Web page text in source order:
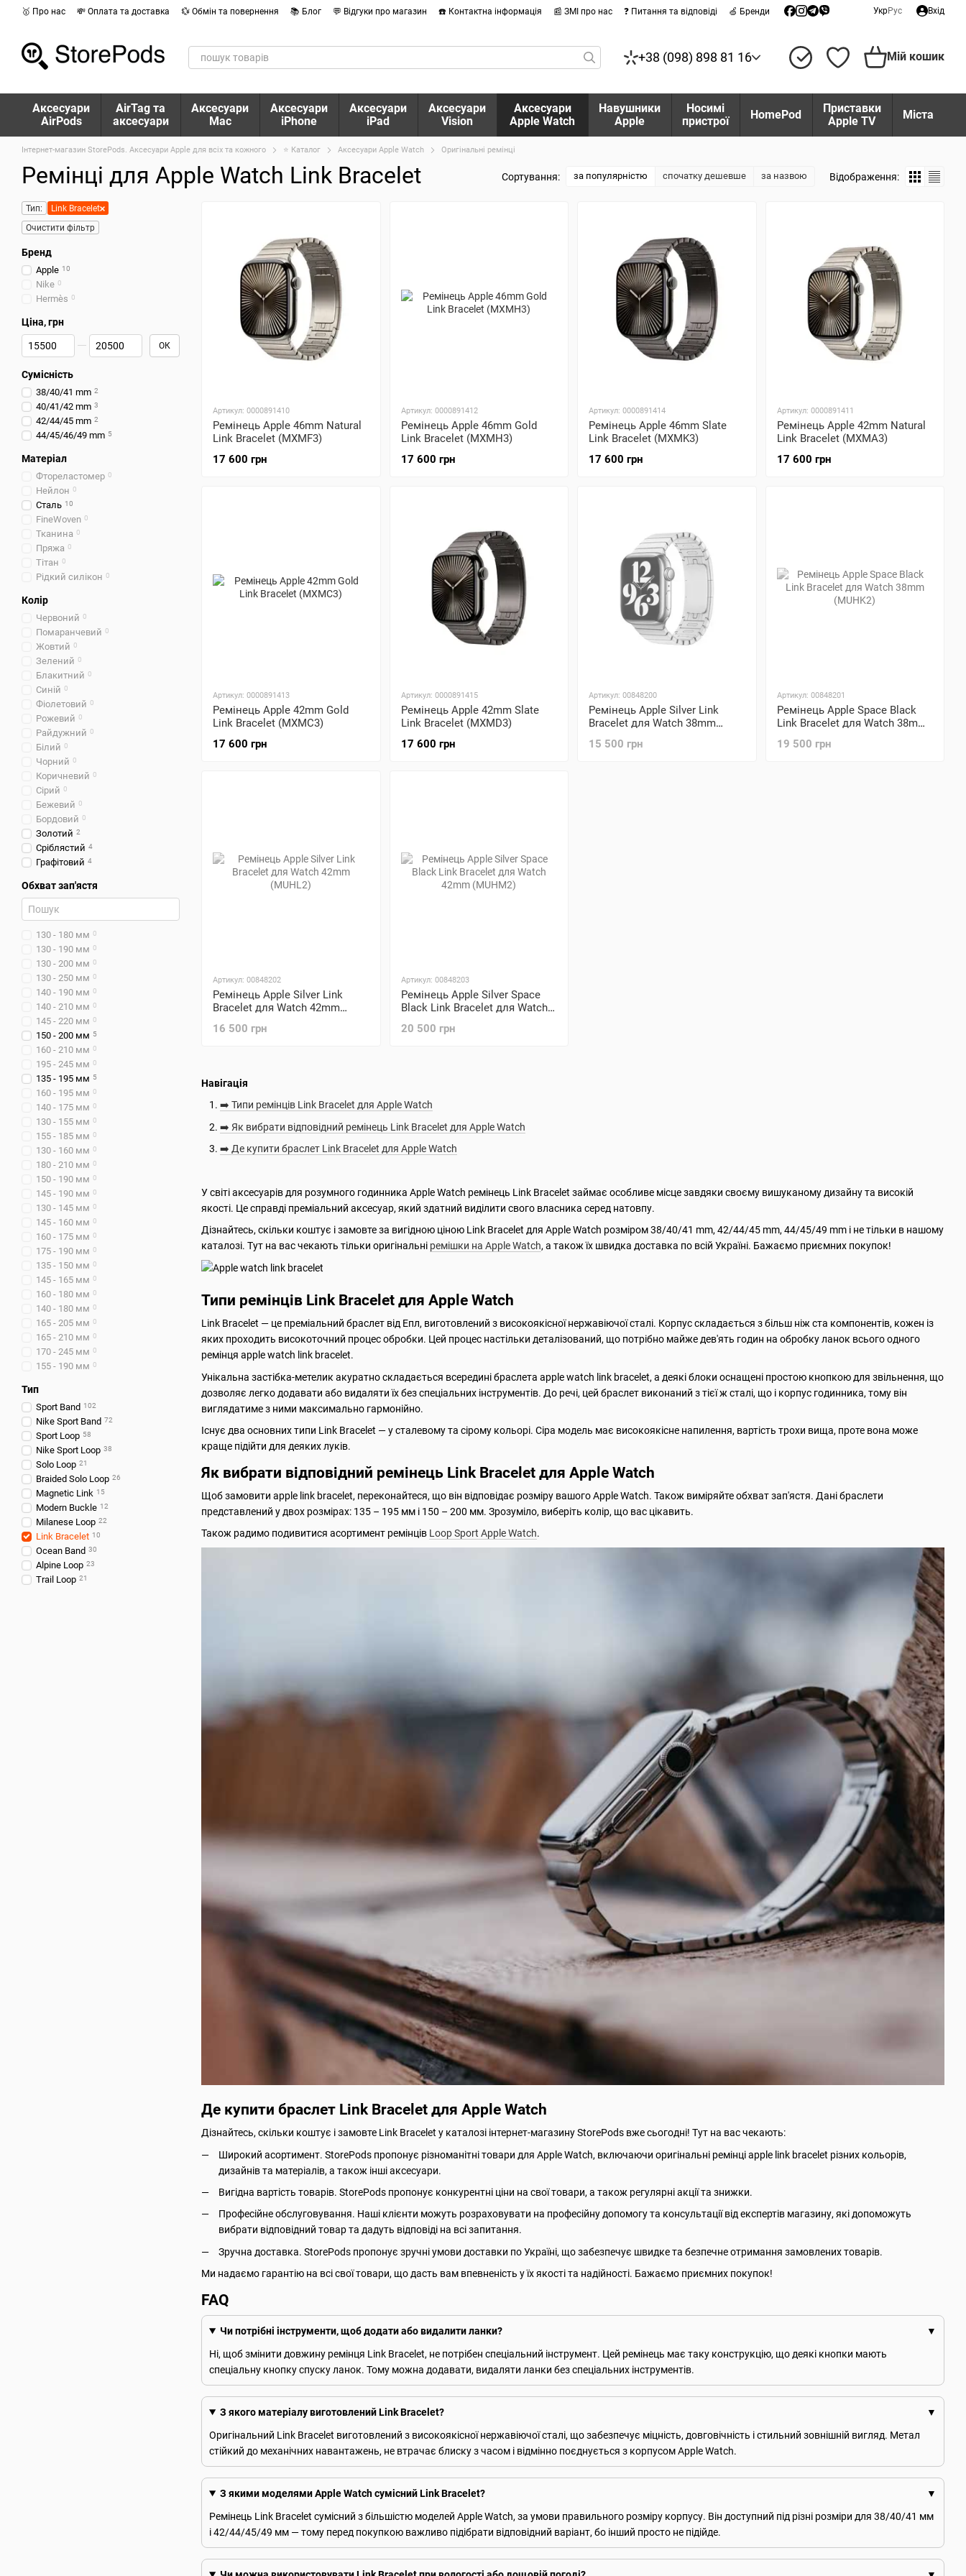
Перейти до основного контенту
🥇 Про нас 💸 Оплата та доставка 💱 Обмін та повернення 📚 Блог 💬 Відгуки про магазин ☎️ Контактна інформація 📰 ЗМІ про нас ❓ Питання та відповіді 🍏 Бренди УкрРус Вхід
+38 (098) 898 81 16 Мій кошик
Аксесуари
AirPods
AirTag та
аксесуари
Аксесуари
Mac
Аксесуари
iPhone
Аксесуари
iPad
Аксесуари
Vision
Аксесуари
Apple Watch
Навушники
Apple
Носимі
пристрої
HomePod
Приставки
Apple TV
Міста
Інтернет-магазин StorePods. Аксесуари Apple для всіх та кожного ⭐ Каталог Аксесуари Apple Watch Оригінальні ремінці
Ремінці для Apple Watch Link Bracelet Сортування: за популярністю спочатку дешевше за назвою Відображення:
Навігація
➡️ Типи ремінців Link Bracelet для Apple Watch
➡️ Як вибрати відповідний ремінець Link Bracelet для Apple Watch
➡️ Де купити браслет Link Bracelet для Apple Watch
У світі аксесуарів для розумного годинника Apple Watch ремінець Link Bracelet займає особливе місце завдяки своєму вишуканому дизайну та високій
якості. Це справді преміальний аксесуар, який здатний виділити свого власника серед натовпу.
Дізнайтесь, скільки коштує і замовте за вигідною ціною Link Bracelet для Apple Watch розміром 38/40/41 mm, 42/44/45 mm, 44/45/49 mm і не тільки в нашому
каталозі. Тут на вас чекають тільки оригінальні ремішки на Apple Watch, а також їх швидка доставка по всій Україні. Бажаємо приємних покупок!
Типи ремінців Link Bracelet для Apple Watch
Link Bracelet — це преміальний браслет від Епл, виготовлений з високоякісної нержавіючої сталі. Корпус складається з більш ніж ста компонентів, кожен із
яких проходить високоточний процес обробки. Цей процес настільки деталізований, що потрібно майже дев'ять годин на обробку ланок всього одного
ремінця apple watch link bracelet.
Унікальна застібка-метелик акуратно складається всередині браслета apple watch link bracelet, а деякі блоки оснащені простою кнопкою для звільнення, що
дозволяє легко додавати або видаляти їх без спеціальних інструментів. До речі, цей браслет виконаний з тієї ж сталі, що і корпус годинника, тому він
виглядатиме з ними максимально гармонійно.
Існує два основних типи Link Bracelet — у сталевому та сірому кольорі. Сіра модель має високоякісне напилення, вартість трохи вища, проте вона може
краще підійти для деяких луків.
Як вибрати відповідний ремінець Link Bracelet для Apple Watch
Щоб замовити apple link bracelet, переконайтеся, що він відповідає розміру вашого Apple Watch. Також виміряйте обхват зап'ястя. Дані браслети
представлений у двох розмірах: 135 – 195 мм і 150 – 200 мм. Зрозуміло, виберіть колір, що вас цікавить.
Також радимо подивитися асортимент ремінців Loop Sport Apple Watch.
Де купити браслет Link Bracelet для Apple Watch
Дізнайтесь, скільки коштує і замовте Link Bracelet у каталозі інтернет-магазину StorePods вже сьогодні! Тут на вас чекають:
Широкий асортимент. StorePods пропонує різноманітні товари для Apple Watch, включаючи оригінальні ремінці apple link bracelet різних кольорів,
дизайнів та матеріалів, а також інші аксесуари.
Вигідна вартість товарів. StorePods пропонує конкурентні ціни на свої товари, а також регулярні акції та знижки.
Професійне обслуговування. Наші клієнти можуть розраховувати на професійну допомогу та консультації від експертів магазину, які допоможуть
вибрати відповідний товар та дадуть відповіді на всі запитання.
Зручна доставка. StorePods пропонує зручні умови доставки по Україні, що забезпечує швидке та безпечне отримання замовлених товарів.
Ми надаємо гарантію на всі свої товари, що дасть вам впевненість у їх якості та надійності. Бажаємо приємних покупок!
FAQ
Чи потрібні інструменти, щоб додати або видалити ланки?
Ні, щоб змінити довжину ремінця Link Bracelet, не потрібен спеціальний інструмент. Цей ремінець має таку конструкцію, що деякі кнопки мають
спеціальну кнопку спуску ланок. Тому можна додавати, видаляти ланки без спеціальних інструментів.
З якого матеріалу виготовлений Link Bracelet?
Оригінальний Link Bracelet виготовлений з високоякісної нержавіючої сталі, що забезпечує міцність, довговічність і стильний зовнішній вигляд. Метал
стійкий до механічних навантажень, не втрачає блиску з часом і відмінно поєднується з корпусом Apple Watch.
З якими моделями Apple Watch сумісний Link Bracelet?
Ремінець Link Bracelet сумісний з більшістю моделей Apple Watch, за умови правильного розміру корпусу. Він доступний під різні розміри для 38/40/41 мм
і 42/44/45/49 мм — тому перед покупкою важливо підібрати відповідний варіант, бо інший просто не підійде.
Артикул: 0000891410
Ремінець Apple 46mm Natural
Link Bracelet (MXMF3)
17 600 грн
Артикул: 0000891412
Ремінець Apple 46mm Gold
Link Bracelet (MXMH3)
17 600 грн
Артикул: 0000891414
Ремінець Apple 46mm Slate
Link Bracelet (MXMK3)
17 600 грн
Артикул: 0000891411
Ремінець Apple 42mm Natural
Link Bracelet (MXMA3)
17 600 грн
Артикул: 0000891413
Ремінець Apple 42mm Gold
Link Bracelet (MXMC3)
17 600 грн
Артикул: 0000891415
Ремінець Apple 42mm Slate
Link Bracelet (MXMD3)
17 600 грн
Артикул: 00848200
Ремінець Apple Silver Link
Bracelet для Watch 38mm
15 500 грн
Артикул: 00848201
Ремінець Apple Space Black
Link Bracelet для Watch 38mm
19 500 грн
Артикул: 00848202
Ремінець Apple Silver Link
Bracelet для Watch 42mm
16 500 грн
Артикул: 00848203
Ремінець Apple Silver Space
Black Link Bracelet для Watch
20 500 грн
Тип:
Link Bracelet
Очистити фільтр
Бренд
Apple 10
Nike 0
Hermès 0
Ціна, грн
Від Ціна, грн
До Ціна, грн ОК
Сумісність
38/40/41 mm 2
40/41/42 mm 3
42/44/45 mm 2
44/45/46/49 mm 5
Матеріал
Фтореластомер 0
Нейлон 0
Сталь 10
FineWoven 0
Тканина 0
Пряжа 0
Тітан 0
Рідкий силікон 0
Колір
Червоний 0
Помаранчевий 0
Жовтий 0
Зелений 0
Блакитний 0
Синій 0
Фіолетовий 0
Рожевий 0
Райдужний 0
Білий 0
Чорний 0
Коричневий 0
Сірий 0
Бежевий 0
Бордовий 0
Золотий 2
Сріблястий 4
Графітовий 4
Обхват зап'ястя
130 - 180 мм 0
130 - 190 мм 0
130 - 200 мм 0
130 - 250 мм 0
140 - 190 мм 0
140 - 210 мм 0
145 - 220 мм 0
150 - 200 мм 5
160 - 210 мм 0
195 - 245 мм 0
135 - 195 мм 5
160 - 195 мм 0
140 - 175 мм 0
130 - 155 мм 0
155 - 185 мм 0
130 - 160 мм 0
180 - 210 мм 0
150 - 190 мм 0
145 - 190 мм 0
130 - 145 мм 0
145 - 160 мм 0
160 - 175 мм 0
175 - 190 мм 0
135 - 150 мм 0
145 - 165 мм 0
160 - 180 мм 0
140 - 180 мм 0
165 - 205 мм 0
165 - 210 мм 0
170 - 245 мм 0
155 - 190 мм 0
Тип
Sport Band 102
Nike Sport Band 72
Sport Loop 58
Nike Sport Loop 38
Solo Loop 21
Braided Solo Loop 26
Magnetic Link 15
Modern Buckle 12
Milanese Loop 22
Link Bracelet 10
Ocean Band 30
Alpine Loop 23
Trail Loop 21